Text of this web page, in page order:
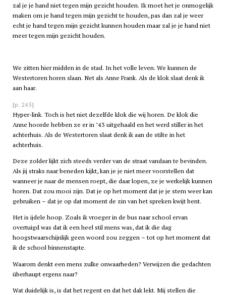
zal je je hand niet tegen mijn gezicht houden. Ik moet het je onmogelijk
maken om je hand tegen mijn gezicht te houden, pas dan zal je weer
echt je hand tegen mijn gezicht kunnen houden maar zal je je hand niet
meer tegen mijn gezicht houden.
We zitten hier midden in de stad. In het volle leven. We kunnen de
Westertoren horen slaan. Net als Anne Frank. Als de klok slaat denk ik
aan haar.
[p. 245]
Hyper-link. Toch is het niet dezelfde klok die wij horen. De klok die
Anne hoorde hebben ze er in ’43 uitgehaald en het werd stiller in het
achterhuis. Als de Westertoren slaat denk ik aan de stilte in het
achterhuis.
Deze zolder lijkt zich steeds verder van de straat vandaan te bevinden.
Als jij straks naar beneden kijkt, kan je je niet meer voorstellen dat
wanneer je naar de mensen roept, die daar lopen, ze je werkelijk kunnen
horen. Dat zou mooi zijn. Dat je op het moment dat je je stem weer kan
gebruiken – dat je op dat moment de zin van het spreken kwijt bent.
Het is ijdele hoop. Zoals ik vroeger in de bus naar school ervan
overtuigd was dat ik een heel stil mens was, dat ik die dag
hoogstwaarschijnlijk geen woord zou zeggen – tot op het moment dat
ik de school binnenstapte.
Waarom denkt een mens zulke onwaarheden? Verwijzen die gedachten
überhaupt ergens naar?
Wat duidelijk is, is dat het regent en dat het dak lekt. Mij stellen die